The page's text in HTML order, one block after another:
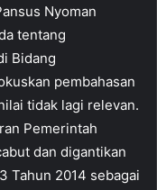
Nyoman
tentang
Bidang
pembahasan
tidak lagi relevan.
Pemerintah
dan digantikan
Tahun 2014 sebagai